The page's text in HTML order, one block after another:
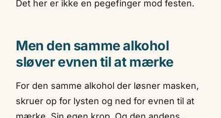
Det her er ikke en pegefinger mod festen.
Men den samme alkohol
sløver evnen til at mærke
For den samme alkohol der løsner masken,
skruer op for lysten og ned for evnen til at